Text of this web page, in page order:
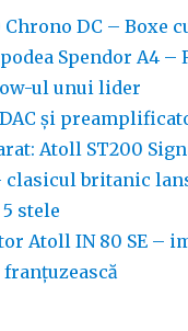
DC – Boxe
Spendor A4 –
ul unui lider
și
Atoll ST200
clasicul britanic
stele
Atoll IN 80 SE –